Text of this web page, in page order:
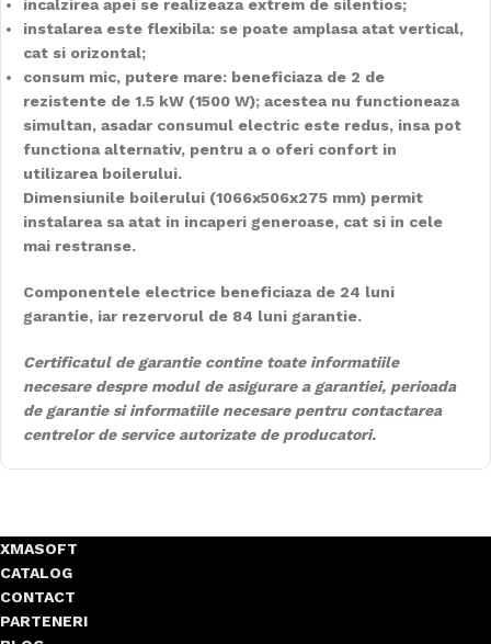
incalzirea apei se realizeaza extrem de silentios;
instalarea este flexibila: se poate amplasa atat vertical,
cat si orizontal;
consum mic, putere mare: beneficiaza de 2 de
rezistente de 1.5 kW (1500 W); acestea nu functioneaza
simultan, asadar consumul electric este redus, insa pot
functiona alternativ, pentru a o oferi confort in
utilizarea boilerului.
Dimensiunile boilerului (1066x506x275 mm) permit
instalarea sa atat in incaperi generoase, cat si in cele
mai restranse.
Componentele electrice beneficiaza de 24 luni
garantie, iar rezervorul de 84 luni garantie.
Certificatul de garantie contine toate informatiile
necesare despre modul de asigurare a garantiei, perioada
de garantie si informatiile necesare pentru contactarea
centrelor de service autorizate de producatori.
XMASOFT
CATALOG
CONTACT
PARTENERI